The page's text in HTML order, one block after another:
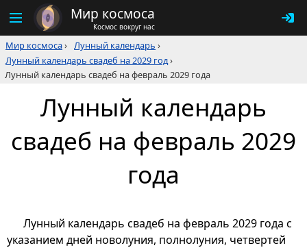
Мир космоса
Космос вокруг нас
Мир космоса› Лунный календарь ›
Лунный календарь свадеб на 2029 год›
Лунный календарь свадеб на февраль 2029 года
Лунный календарь
свадеб на февраль 2029
года
Лунный календарь свадеб на февраль 2029 года с
указанием дней новолуния, полнолуния, четвертей